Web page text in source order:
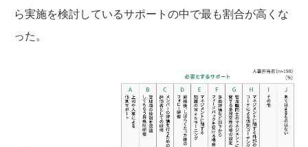
ら実施を検討しているサポートの中で最も割合が高くな
った。